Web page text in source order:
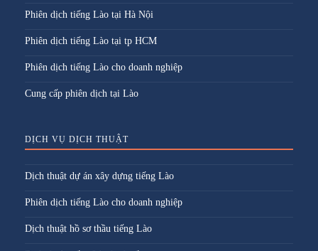
Phiên dịch tiếng Lào tại Hà Nội
Phiên dịch tiếng Lào tại tp HCM
Phiên dịch tiếng Lào cho doanh nghiệp
Cung cấp phiên dịch tại Lào
DỊCH VỤ DỊCH THUẬT
Dịch thuật dự án xây dựng tiếng Lào
Phiên dịch tiếng Lào cho doanh nghiệp
Dịch thuật hồ sơ thầu tiếng Lào